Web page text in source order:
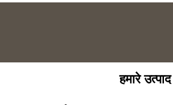
हमारे उत्पाद